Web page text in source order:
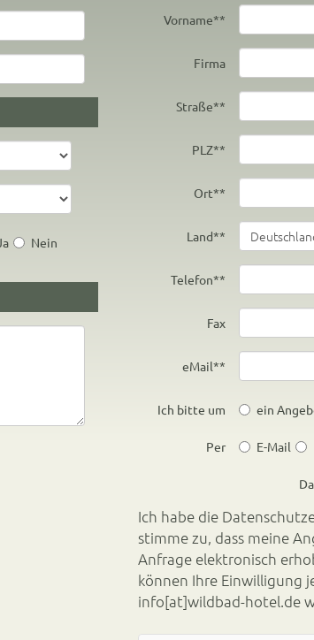
Nein
Vorname**
Firma
Straße**
PLZ**
Ort**
Land**
Telefon**
Fax
eMail**
Ich bitte um ein
Per E-Mail
Ich habe die
stimme zu, dass meine Angaben und Daten zur Beantwortung meiner
Anfrage elektronisch erhoben und gespeichert werden. Hinweis: Sie
info[at]wildbad-hotel.de